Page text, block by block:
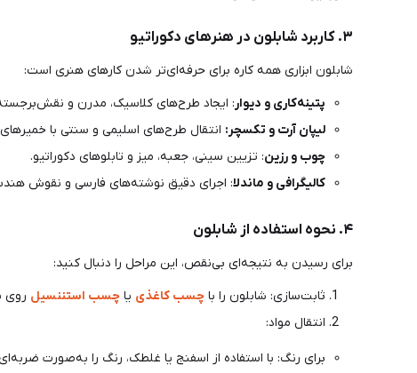
۳. کاربرد شابلون در هنرهای دکوراتیو
شابلون ابزاری همه کاره برای حرفه‌ای‌تر شدن کارهای هنری است:
پتینه‌کاری و دیوار: ایجاد طرح‌های کلاسیک، مدرن و
لیپان آرت و تکسچر: انتقال طرح‌های اسلیمی و سنتی با
چوب و رزین: تزیین سینی، جعبه، میز و تابلوهای دکوراتیو.
کالیگرافی و ماندلا: اجرای دقیق نوشته‌های فارسی و نقوش
۴. نحوه استفاده از شابلون
برای رسیدن به نتیجه‌ای بی‌نقص، این مراحل را دنبال کنید:
ثابت‌سازی: شابلون را با چسب کاغذی یا چسب استننسیل روی
انتقال مواد:
برای رنگ: با استفاده از اسفنج یا غلطک، رنگ را به‌صورت